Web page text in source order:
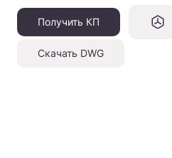
Получить КП
Скачать DWG